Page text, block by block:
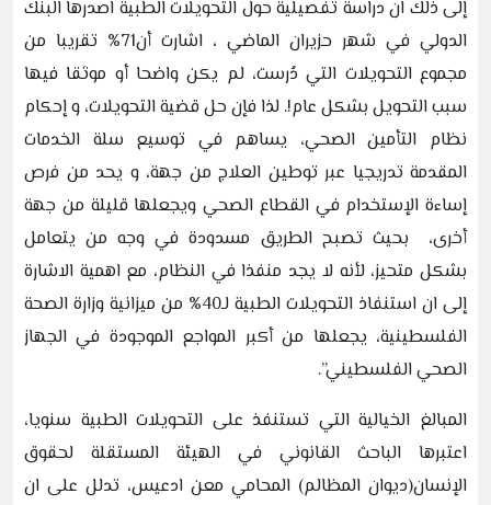
إلى ذلك ان دراسة تفصيلية حول التحويلات الطبية اصدرها البنك
الدولي في شهر حزيران الماضي ، اشارت أن71% تقريبا من
مجموع التحويلات التي دُرست، لم يكن واضحا أو موثقا فيها
سبب التحويل بشكل عام!. لذا فإن حل قضية التحويلات، و إحكام
نظام التأمين الصحي، يساهم في توسيع سلة الخدمات
المقدمة تدريجيا عبر توطين العلاج من جهة، و يحد من فرص
إساءة الإستخدام في القطاع الصحي ويجعلها قليلة من جهة
أخرى، بحيث تصبح الطريق مسدودة في وجه من يتعامل
بشكل متحيز، لأنه لا يجد منفذا في النظام، مع اهمية الاشارة
إلى ان استنفاذ التحويلات الطبية لـ40% من ميزانية وزارة الصحة
الفلسطينية، يجعلها من أكبر المواجع الموجودة في الجهاز
الصحي الفلسطيني”.
المبالغ الخيالية التي تستنفذ على التحويلات الطبية سنويا،
اعتبرها الباحث القانوني في الهيئة المستقلة لحقوق
الإنسان(ديوان المظالم) المحامي معن ادعيس، تدلل على ان